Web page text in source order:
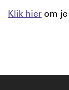
Klik hier om